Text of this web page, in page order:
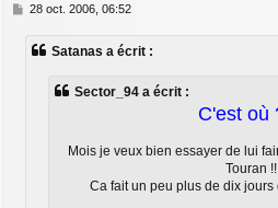
M
28 oct. 2006, 06:52
Satanas a écrit :
Sector_94 a écrit :
C'est où
Mois je veux bien essayer de lui
Touran
Ca fait un peu plus de dix